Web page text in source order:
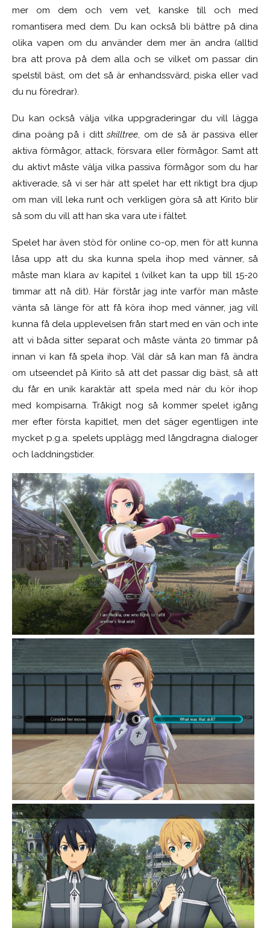
mer om dem och vem vet, kanske till och med
romantisera med dem. Du kan också bli bättre på dina
olika vapen om du använder dem mer än andra (alltid
bra att prova på dem alla och se vilket om passar din
spelstil bäst, om det så är enhandssvärd, piska eller vad
du nu föredrar).
Du kan också välja vilka uppgraderingar du vill lägga
dina poäng på i dittskilltree, om de så är passiva eller
aktiva förmågor, attack, försvara eller förmågor. Samt att
du aktivt måste välja vilka passiva förmågor som du har
aktiverade, så vi ser här att spelet har ett riktigt bra djup
om man vill leka runt och verkligen göra så att Kirito blir
så som du vill att han ska vara ute i fältet.
Spelet har även stöd för online co-op, men för att kunna
låsa upp att du ska kunna spela ihop med vänner, så
måste man klara av kapitel 1 (vilket kan ta upp till 15-20
timmar att nå dit). Här förstår jag inte varför man måste
vänta så länge för att få köra ihop med vänner, jag vill
kunna få dela upplevelsen från start med en vän och inte
att vi båda sitter separat och måste vänta 20 timmar på
innan vi kan få spela ihop. Väl där så kan man få ändra
om utseendet på Kirito så att det passar dig bäst, så att
du får en unik karaktär att spela med när du kör ihop
med kompisarna. Tråkigt nog så kommer spelet igång
mer efter första kapitlet, men det säger egentligen inte
mycket p.g.a. spelets upplägg med långdragna dialoger
och laddningstider.